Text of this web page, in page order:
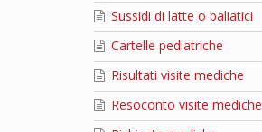
Sussidi di latte o baliatici
Cartelle pediatriche
Risultati visite mediche
Resoconto visite mediche